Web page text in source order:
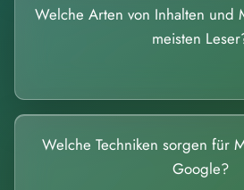
Welche Arten von Inhalten und
meisten
Welche Techniken sorgen für
Google?